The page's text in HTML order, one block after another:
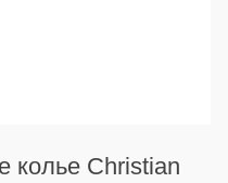
колье Christian